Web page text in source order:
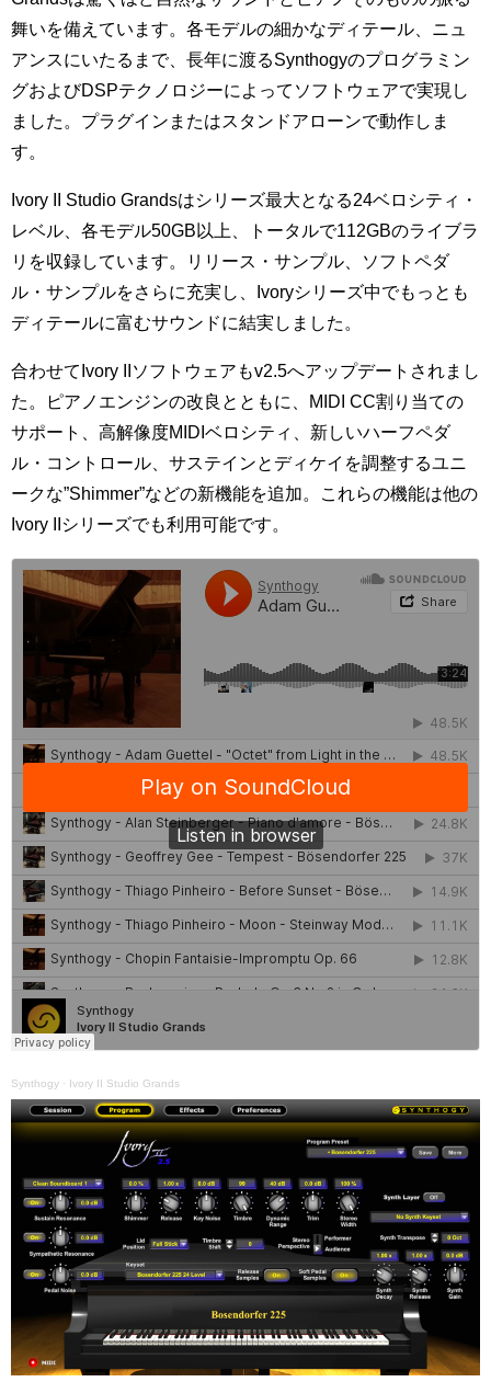
舞いを備えています。各モデルの細かなディテール、ニュ
アンスにいたるまで、長年に渡るSynthogyのプログラミン
グおよびDSPテクノロジーによってソフトウェアで実現し
ました。プラグインまたはスタンドアローンで動作しま
す。
Ivory II Studio Grandsはシリーズ最大となる24ベロシティ・
レベル、各モデル50GB以上、トータルで112GBのライブラ
リを収録しています。リリース・サンプル、ソフトペダ
ル・サンプルをさらに充実し、Ivoryシリーズ中でもっとも
ディテールに富むサウンドに結実しました。
合わせてIvory IIソフトウェアもv2.5へアップデートされまし
た。ピアノエンジンの改良とともに、MIDI CC割り当ての
サポート、高解像度MIDIベロシティ、新しいハーフペダ
ル・コントロール、サステインとディケイを調整するユニ
ークな”Shimmer”などの新機能を追加。これらの機能は他の
Ivory IIシリーズでも利用可能です。
Synthogy · Ivory II Studio Grands